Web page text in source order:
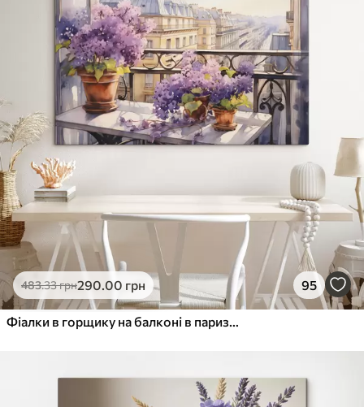
483.33грн290.00 грн 95
Фіалки в горщику на балконі в паризькій акварелі